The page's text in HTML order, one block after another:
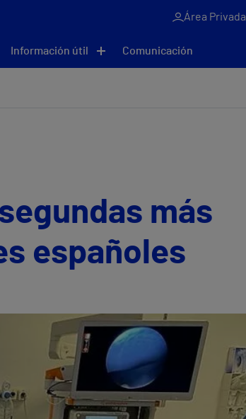
Área Privada
Información útil Comunicación
más
españoles